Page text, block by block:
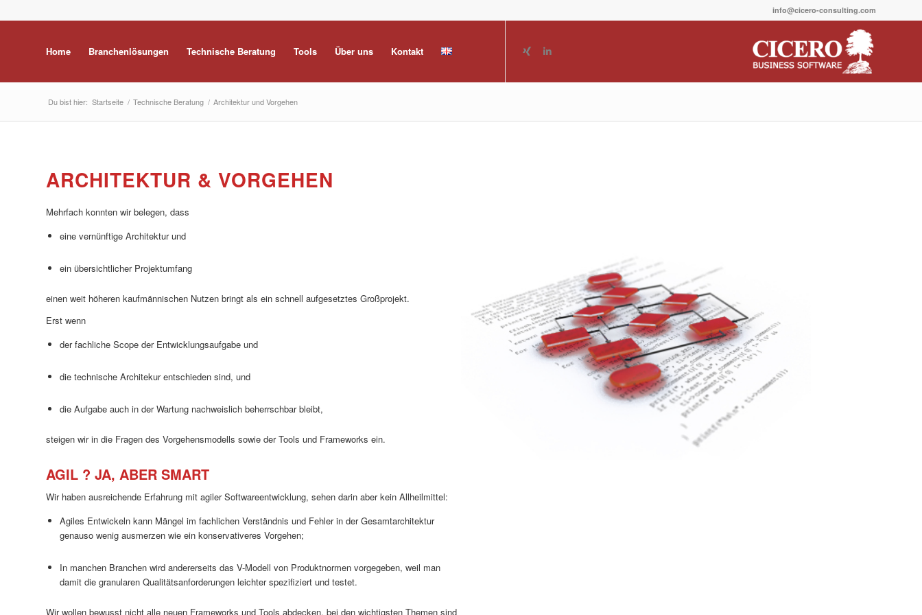
info@cicero-consulting.com
Home Branchenlösungen Technische Beratung Tools Über uns Kontakt
Du bist hier: Startseite / Technische Beratung / Architektur und Vorgehen
ARCHITEKTUR & VORGEHEN
Mehrfach konnten wir belegen, dass
eine vernünftige Architektur und
ein übersichtlicher Projektumfang
einen weit höheren kaufmännischen Nutzen bringt als ein schnell aufgesetztes Großprojekt.
Erst wenn
der fachliche Scope der Entwicklungsaufgabe und
die technische Architekur entschieden sind, und
die Aufgabe auch in der Wartung nachweislich beherrschbar bleibt,
steigen wir in die Fragen des Vorgehensmodells sowie der Tools und Frameworks ein.
AGIL ? JA, ABER SMART
Wir haben ausreichende Erfahrung mit agiler Softwareentwicklung, sehen darin aber kein Allheilmittel:
Agiles Entwickeln kann Mängel im fachlichen Verständnis und Fehler in der Gesamtarchitektur
genauso wenig ausmerzen wie ein konservativeres Vorgehen;
In manchen Branchen wird andererseits das V-Modell von Produktnormen vorgegeben, weil man
damit die granularen Qualitätsanforderungen leichter spezifiziert und testet.
Wir wollen bewusst nicht alle neuen Frameworks und Tools abdecken, bei den wichtigsten Themen sind